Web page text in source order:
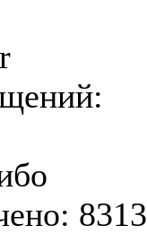
8313